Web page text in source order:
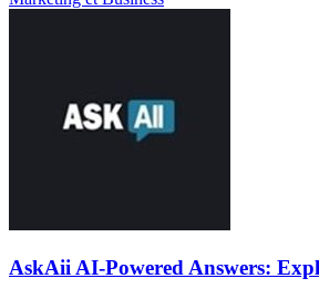
AskAii AI-Powered Answers: